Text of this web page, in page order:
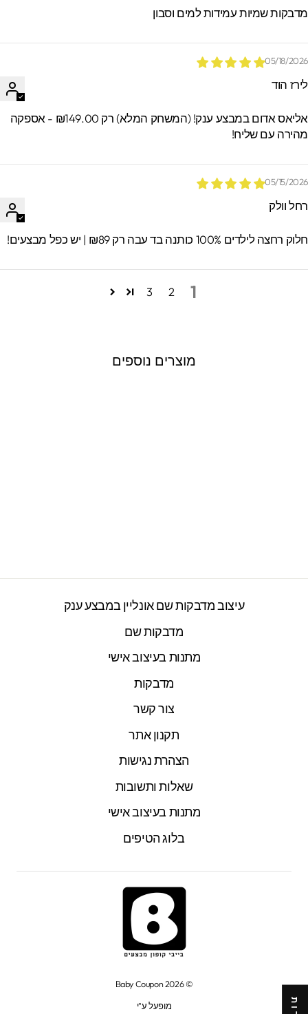
שמיות עמידות למים וסבון
05/18/
הוד
אליאס אדום במבצע ענק! (המשחק המלא) רק ₪149.00 - אספקה
עם שליח!
05/15/
וולק
רחצה לילדים 100% כותנה בד עבה רק ₪89 | יש כפל מבצעים!
1
2
3
מוצרים נוספים
עיצוב מדבקות שם אונליין במבצע ענק
מדבקות שם
מתנות בעיצוב אישי
מדבקות
צור קשר
תקנון אתר
הצהרת נגישות
שאלות ותשובות
מתנות בעיצוב אישי
בלוג הטיפים
© 2026 Baby Coupon
מופעל ע"י